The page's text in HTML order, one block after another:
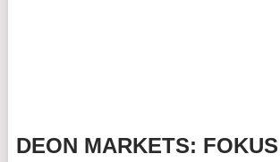
DEON MARKETS: